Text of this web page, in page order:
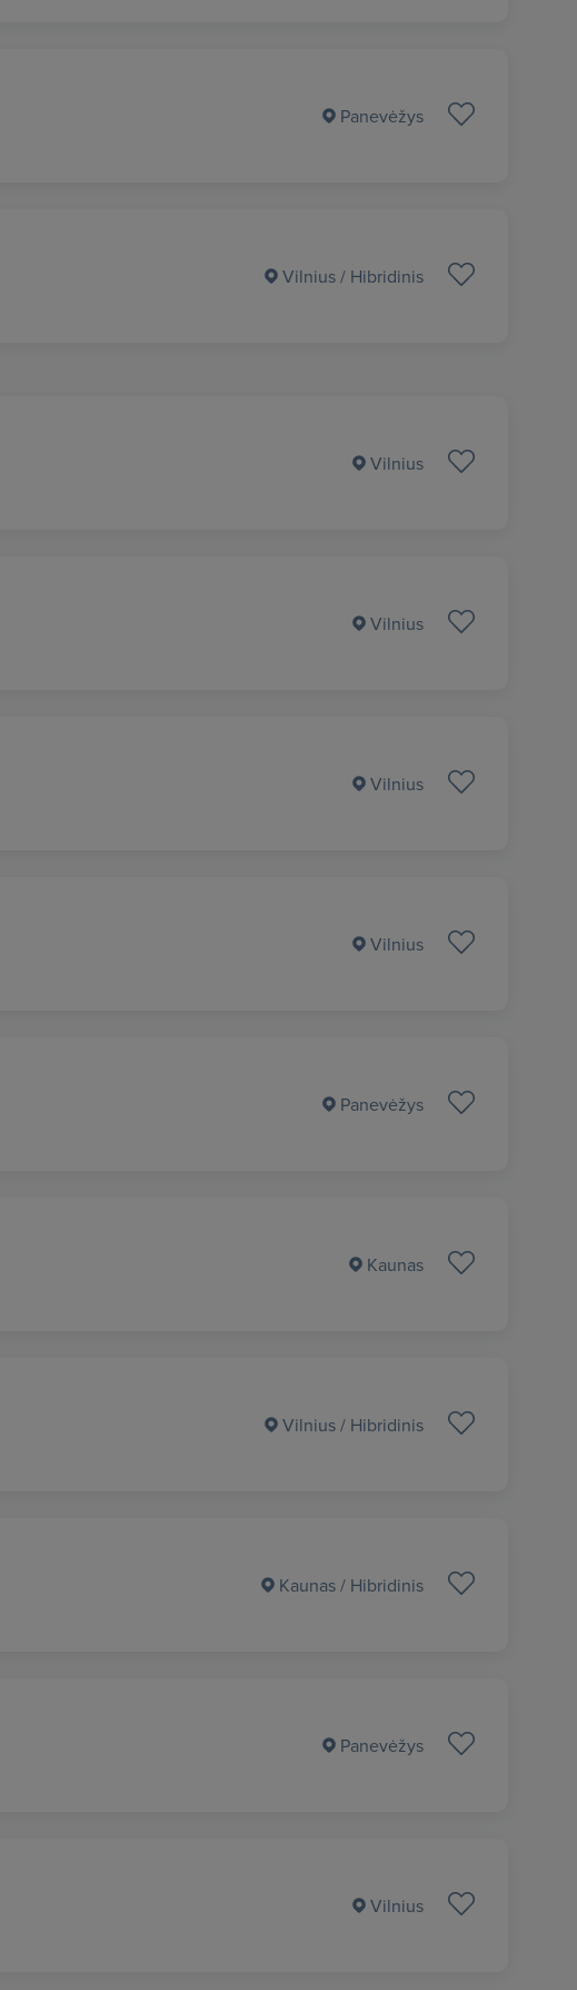
Panevėžys
Vilnius/ Hibridinis
Vilnius
Vilnius
Vilnius
Vilnius
Panevėžys
Kaunas
Vilnius/ Hibridinis
Kaunas/ Hibridinis
Panevėžys
Vilnius